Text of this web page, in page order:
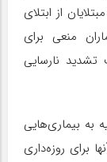
از ابتلای
منعی برای
تشدید نارسایی
به بیماری‌هایی
برای روزه‌داری